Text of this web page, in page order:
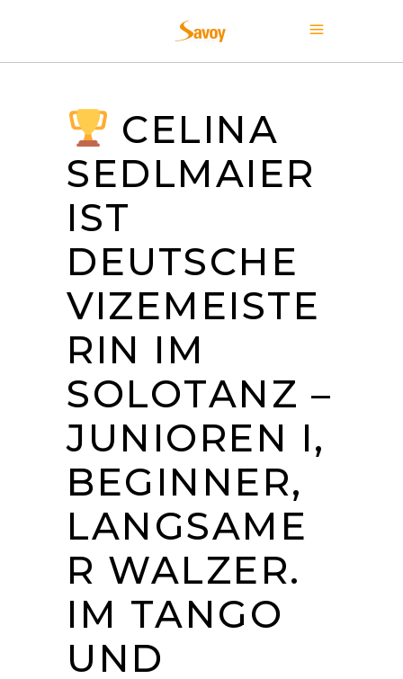
CELINA
SEDLMAIER
IST
DEUTSCHE
VIZEMEISTE
RIN IM
SOLOTANZ –
JUNIOREN I,
BEGINNER,
LANGSAME
R WALZER.
IM TANGO
UND